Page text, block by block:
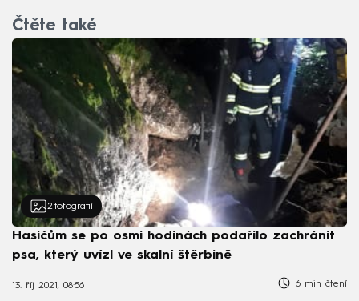
Čtěte také
2 fotografií
Hasičům se po osmi hodinách podařilo zachránit
psa, který uvízl ve skalní štěrbině
13. říj 2021, 08:56 6 min čtení